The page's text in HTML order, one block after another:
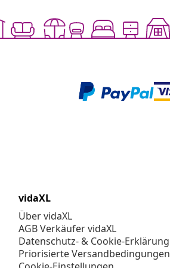
vidaXL
Über vidaXL
AGB Verkäufer vidaXL
Datenschutz- & Cookie-Erklärung
Priorisierte Versandbedingungen